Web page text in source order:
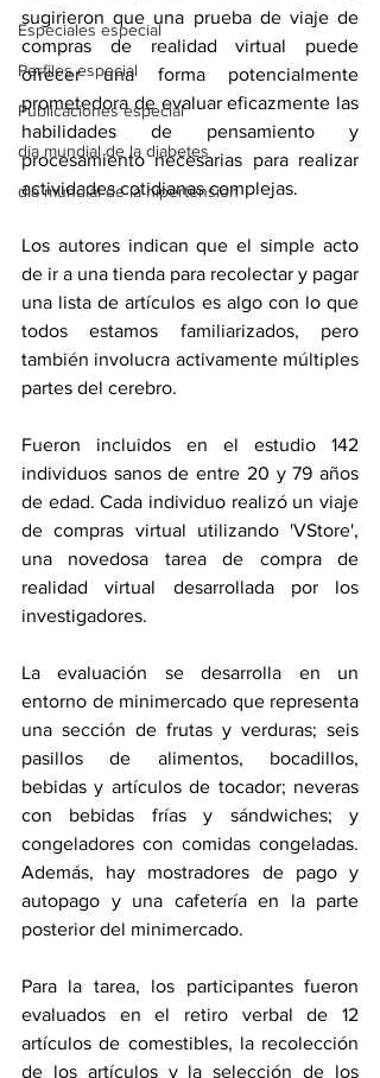
Especiales especial
Perfiles especial
Publicaciones especial
dia mundial de la diabetes
dia mundial de la hipertension
sugirieron que una prueba de viaje de
compras de realidad virtual puede
ofrecer una forma potencialmente
prometedora de evaluar eficazmente las
habilidades de pensamiento y
procesamiento necesarias para realizar
actividades cotidianas complejas.
Los autores indican que el simple acto
de ir a una tienda para recolectar y pagar
una lista de artículos es algo con lo que
todos estamos familiarizados, pero
también involucra activamente múltiples
partes del cerebro.
Fueron incluidos en el estudio 142
individuos sanos de entre 20 y 79 años
de edad. Cada individuo realizó un viaje
de compras virtual utilizando 'VStore',
una novedosa tarea de compra de
realidad virtual desarrollada por los
investigadores.
La evaluación se desarrolla en un
entorno de minimercado que representa
una sección de frutas y verduras; seis
pasillos de alimentos, bocadillos,
bebidas y artículos de tocador; neveras
con bebidas frías y sándwiches; y
congeladores con comidas congeladas.
Además, hay mostradores de pago y
autopago y una cafetería en la parte
posterior del minimercado.
Para la tarea, los participantes fueron
evaluados en el retiro verbal de 12
artículos de comestibles, la recolección
de los artículos y la selección de los